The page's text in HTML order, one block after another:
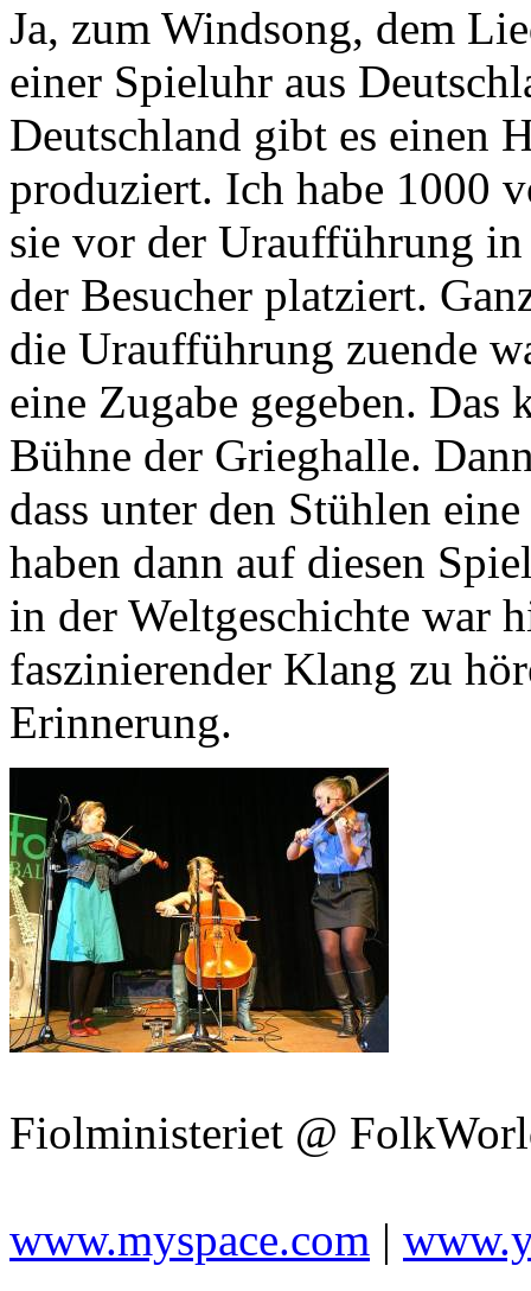
Ja, zum Windsong, dem
einer Spieluhr aus
Deutschland gibt es einen
produziert. Ich habe 1000
sie vor der Uraufführung
der Besucher platziert.
die Uraufführung zuende
eine Zugabe gegeben. Das
Bühne der Grieghalle.
dass unter den Stühlen
haben dann auf diesen
in der Weltgeschichte war
faszinierender Klang zu
Erinnerung.
Fiolministeriet @
www.myspace.com |